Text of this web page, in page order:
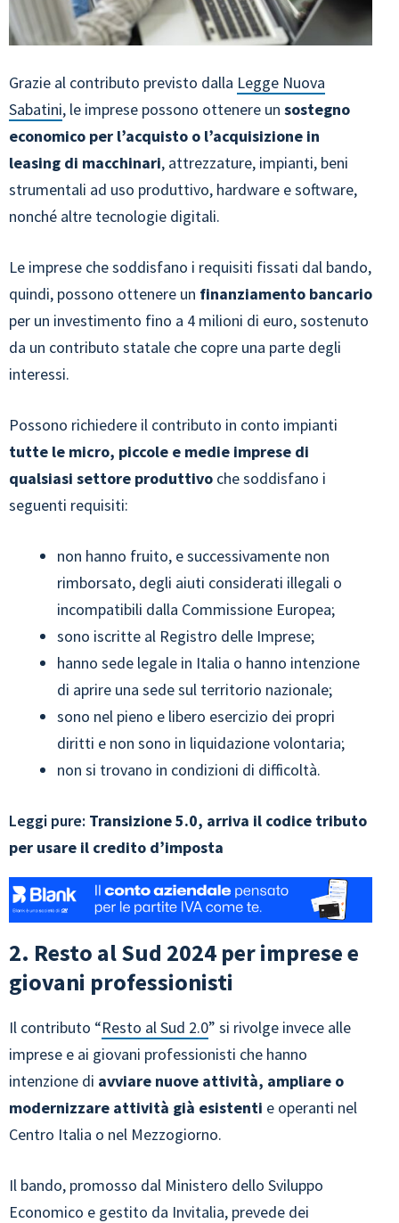
Grazie al contributo previsto dalla Legge Nuova
Sabatini, le imprese possono ottenere un sostegno
economico per l’acquisto o l’acquisizione in
leasing di macchinari, attrezzature, impianti, beni
strumentali ad uso produttivo, hardware e software,
nonché altre tecnologie digitali.
Le imprese che soddisfano i requisiti fissati dal bando,
quindi, possono ottenere un finanziamento bancario
per un investimento fino a 4 milioni di euro, sostenuto
da un contributo statale che copre una parte degli
interessi.
Possono richiedere il contributo in conto impianti
tutte le micro, piccole e medie imprese di
qualsiasi settore produttivo che soddisfano i
seguenti requisiti:
non hanno fruito, e successivamente non
rimborsato, degli aiuti considerati illegali o
incompatibili dalla Commissione Europea;
sono iscritte al Registro delle Imprese;
hanno sede legale in Italia o hanno intenzione
di aprire una sede sul territorio nazionale;
sono nel pieno e libero esercizio dei propri
diritti e non sono in liquidazione volontaria;
non si trovano in condizioni di difficoltà.
Leggi pure: Transizione 5.0, arriva il codice tributo
per usare il credito d’imposta
2. Resto al Sud 2024 per imprese e
giovani professionisti
Il contributo “Resto al Sud 2.0” si rivolge invece alle
imprese e ai giovani professionisti che hanno
intenzione di avviare nuove attività, ampliare o
modernizzare attività già esistenti e operanti nel
Centro Italia o nel Mezzogiorno.
Il bando, promosso dal Ministero dello Sviluppo
Economico e gestito da Invitalia, prevede dei